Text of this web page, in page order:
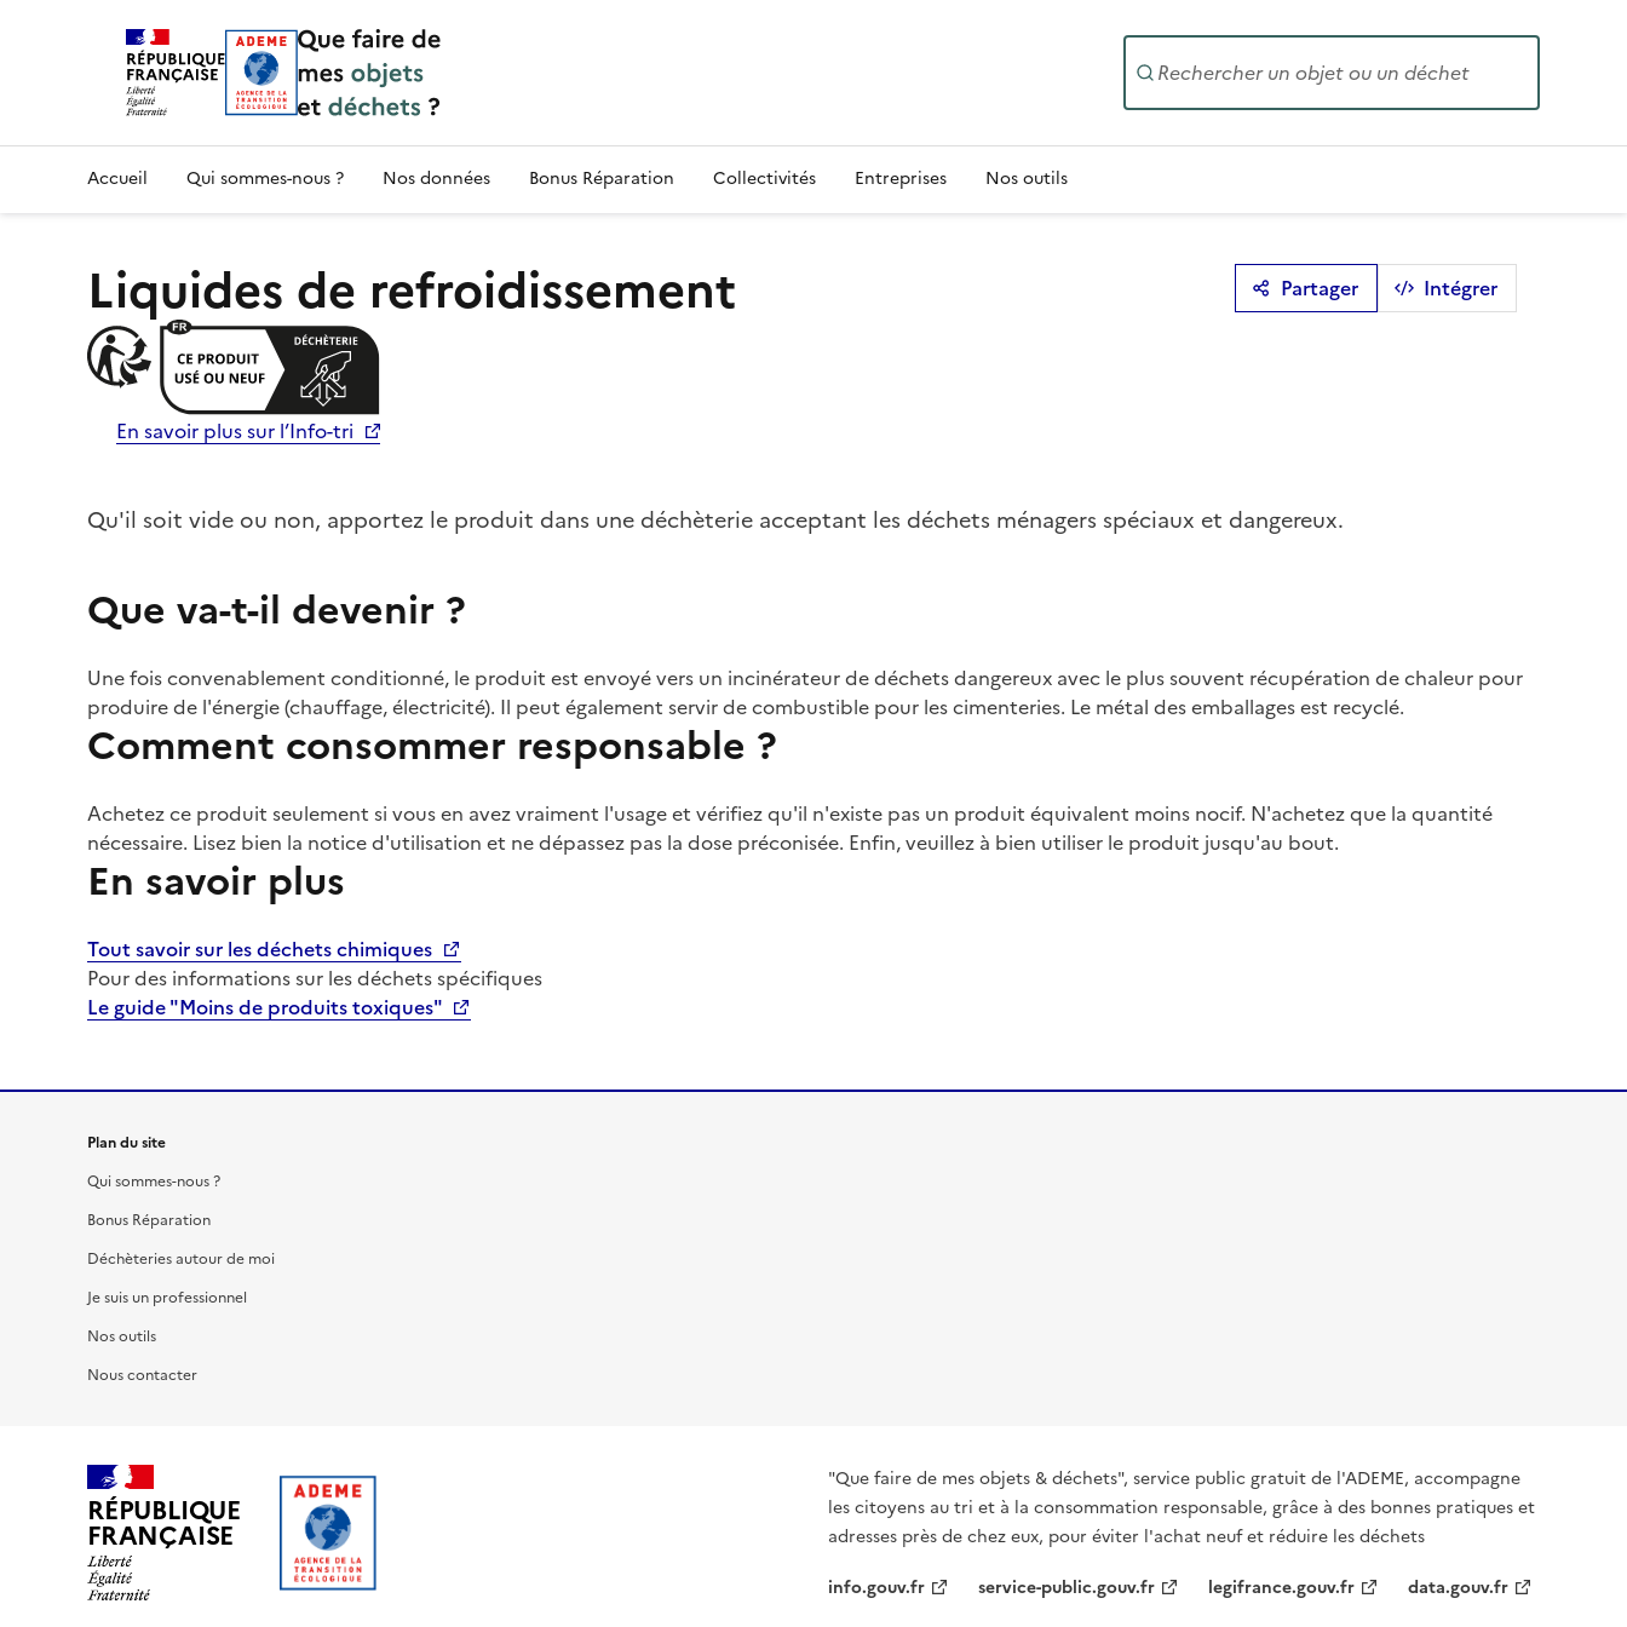
Accueil — Que Faire de mes objets & déchets Entrez
Accueil Qui sommes-nous ? Nos données Bonus Réparation Collectivités Entreprises Nos outils
Liquides de refroidissement
En savoir plus sur l’Info-tri
Partager Intégrer
Qu'il soit vide ou non, apportez le produit dans une déchèterie acceptant les déchets ménagers spéciaux et dangereux.
Que va-t-il devenir ?
Une fois convenablement conditionné, le produit est envoyé vers un incinérateur de déchets dangereux avec le plus souvent récupération de chaleur pour
produire de l'énergie (chauffage, électricité). Il peut également servir de combustible pour les cimenteries. Le métal des emballages est recyclé.
Comment consommer responsable ?
Achetez ce produit seulement si vous en avez vraiment l'usage et vérifiez qu'il n'existe pas un produit équivalent moins nocif. N'achetez que la quantité
nécessaire. Lisez bien la notice d'utilisation et ne dépassez pas la dose préconisée. Enfin, veuillez à bien utiliser le produit jusqu'au bout.
En savoir plus
Tout savoir sur les déchets chimiques
Pour des informations sur les déchets spécifiques
Le guide "Moins de produits toxiques"
Plan du site
Qui sommes-nous ?
Bonus Réparation
Déchèteries autour de moi
Je suis un professionnel
Nos outils
Nous contacter
RÉPUBLIQUE
FRANÇAISE
"Que faire de mes objets & déchets", service public gratuit de l'ADEME, accompagne
les citoyens au tri et à la consommation responsable, grâce à des bonnes pratiques et
adresses près de chez eux, pour éviter l'achat neuf et réduire les déchets
info.gouv.fr
service-public.gouv.fr legifrance.gouv.fr data.gouv.fr